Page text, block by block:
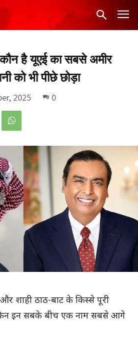
है यूएई का सबसे अमीर
को भी पीछे छोड़ा
2025 0
शाही ठाठ-बाट के किस्से पूरी
इन सबके बीच एक नाम सबसे आगे